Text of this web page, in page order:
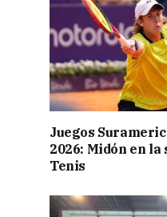
Juegos
2026: Midón en la
Tenis